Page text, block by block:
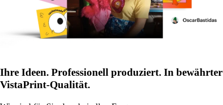
Ihre Ideen. Professionell produziert. In bewährter
VistaPrint-Qualität.